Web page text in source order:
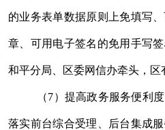
的业务表单数据原则上免填写
章、可用电子签名的免用手写
和平分局、区委网信办牵头，区
（7）提高政务服务便利
落实前台综合受理、后台集成